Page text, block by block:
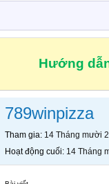
Hướng
789winpizza
Tham gia 14 Tháng mười
Hoạt động cuối 14 Tháng